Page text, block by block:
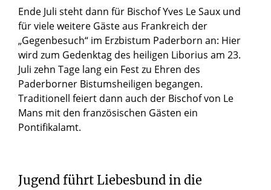
Ende Juli steht dann für Bischof Yves Le Saux und
für viele weitere Gäste aus Frankreich der
„Gegenbesuch“ im Erzbistum Paderborn an: Hier
wird zum Gedenktag des heiligen Liborius am 23.
Juli zehn Tage lang ein Fest zu Ehren des
Paderborner Bistumsheiligen begangen.
Traditionell feiert dann auch der Bischof von Le
Mans mit den französischen Gästen ein
Pontifikalamt.
Jugend führt Liebesbund in die